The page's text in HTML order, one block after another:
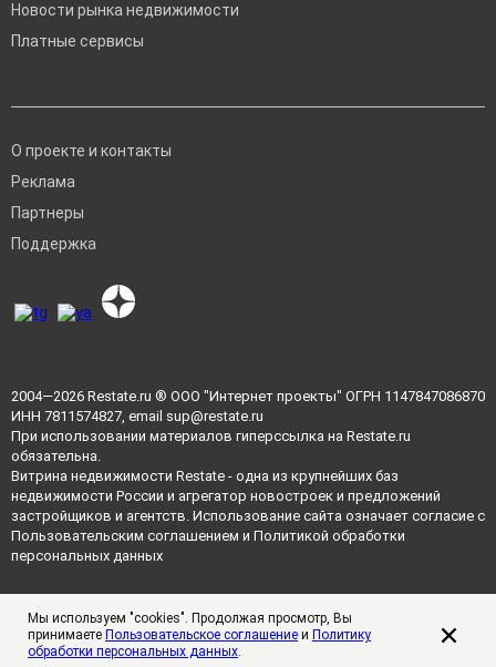
Новости рынка недвижимости
Платные сервисы
О проекте и контакты
Реклама
Партнеры
Поддержка
2004—2026 Restate.ru ® ООО "Интернет проекты" ОГРН 1147847086870
ИНН 7811574827, email sup@restate.ru
При использовании материалов гиперссылка на Restate.ru
обязательна.
Витрина недвижимости Restate - одна из крупнейших баз
недвижимости России и агрегатор новостроек и предложений
застройщиков и агентств. Использование сайта означает согласие с
Пользовательским соглашением и Политикой обработки
персональных данных
Мы используем "cookies". Продолжая просмотр, Вы
принимаете Пользовательское соглашение и Политику
обработки персональных данных.